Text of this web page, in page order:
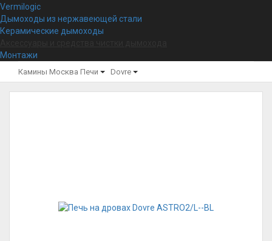
Vermilogic
Дымоходы из нержавеющей стали
Керамические дымоходы
Монтажи
Камины Москва Печи Dovre